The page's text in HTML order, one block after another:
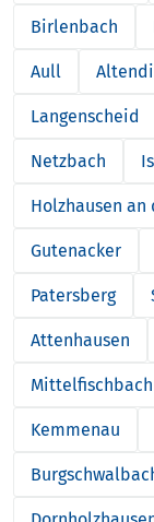
Birlenbach
Aull
Langenscheid
Netzbach
Holzhausen an
Gutenacker
Patersberg
Attenhausen
Mittelfischbach
Kemmenau